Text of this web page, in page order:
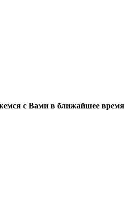
с Вами в ближайшее время